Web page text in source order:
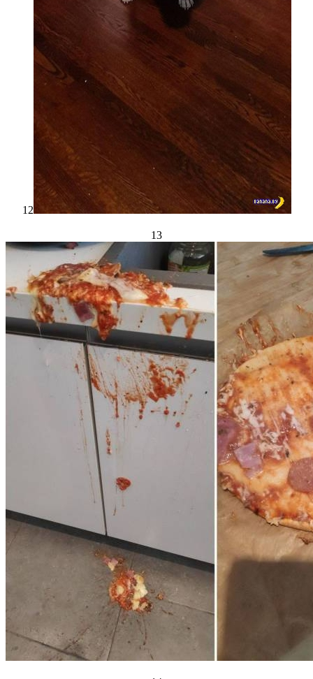
12
13